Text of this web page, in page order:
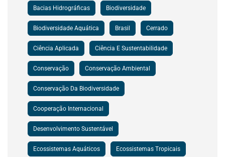
Bacias Hidrográficas Biodiversidade
Biodiversidade Aquática Brasil Cerrado
Ciência Aplicada Ciência E Sustentabilidade
Conservação Conservação Ambiental
Conservação Da Biodiversidade
Cooperação Internacional
Desenvolvimento Sustentável
Ecossistemas Aquáticos Ecossistemas Tropicais